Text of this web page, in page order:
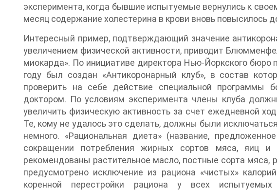
эксперимента, когда бывшие испытуемые вернулись к
месяц содержание холестерина в крови вновь повысилось
Интересный пример, подтверждающий значение
увеличением физической активности, приводит
миокарда». По инициативе директора Нью-Йоркского
году был создан «Антикоронарный клуб», в состав
проверить на себе действие специальной программы
доктором. По условиям эксперимента члены клуба
увеличить физическую активность за счет ежедневной
Те, кому не удалось это сделать, должны были
немного. «Рациональная диета» (название,
сокращении потребления жирных сортов мяса, яиц и
рекомендованы растительное масло, постные сорта
предусмотрено исключение из рациона «чистых»
коренной перестройки рациона у всех